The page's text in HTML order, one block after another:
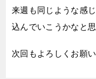
来週も同じような感
込んでいこうかなと
次回もよろしくお願